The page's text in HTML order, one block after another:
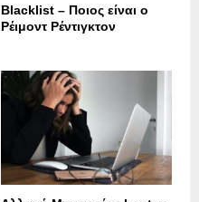
Blacklist – Ποιος είναι ο
Ρέιμοντ Ρέντιγκτον